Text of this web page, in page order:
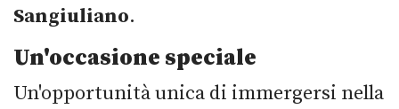
Sangiuliano.
Un'occasione speciale
Un'opportunità unica di immergersi nella